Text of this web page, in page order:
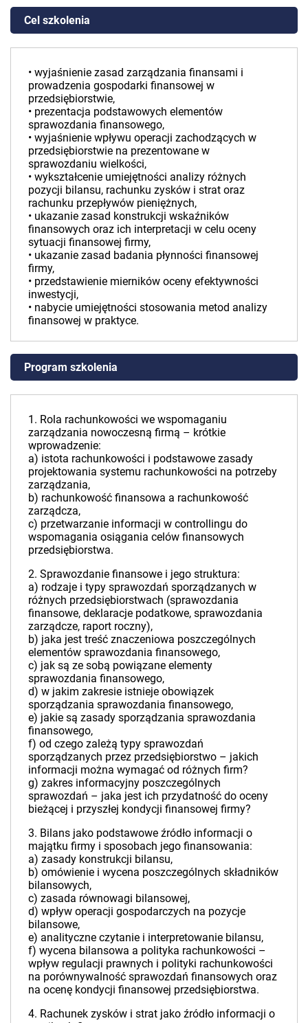
Cel szkolenia
• wyjaśnienie zasad zarządzania finansami i
prowadzenia gospodarki finansowej w
przedsiębiorstwie,
• prezentacja podstawowych elementów
sprawozdania finansowego,
• wyjaśnienie wpływu operacji zachodzących w
przedsiębiorstwie na prezentowane w
sprawozdaniu wielkości,
• wykształcenie umiejętności analizy różnych
pozycji bilansu, rachunku zysków i strat oraz
rachunku przepływów pieniężnych,
• ukazanie zasad konstrukcji wskaźników
finansowych oraz ich interpretacji w celu oceny
sytuacji finansowej firmy,
• ukazanie zasad badania płynności finansowej
firmy,
• przedstawienie mierników oceny efektywności
inwestycji,
• nabycie umiejętności stosowania metod analizy
finansowej w praktyce.
Program szkolenia
1. Rola rachunkowości we wspomaganiu
zarządzania nowoczesną firmą – krótkie
wprowadzenie:
a) istota rachunkowości i podstawowe zasady
projektowania systemu rachunkowości na potrzeby
zarządzania,
b) rachunkowość finansowa a rachunkowość
zarządcza,
c) przetwarzanie informacji w controllingu do
wspomagania osiągania celów finansowych
przedsiębiorstwa.
2. Sprawozdanie finansowe i jego struktura:
a) rodzaje i typy sprawozdań sporządzanych w
różnych przedsiębiorstwach (sprawozdania
finansowe, deklaracje podatkowe, sprawozdania
zarządcze, raport roczny),
b) jaka jest treść znaczeniowa poszczególnych
elementów sprawozdania finansowego,
c) jak są ze sobą powiązane elementy
sprawozdania finansowego,
d) w jakim zakresie istnieje obowiązek
sporządzania sprawozdania finansowego,
e) jakie są zasady sporządzania sprawozdania
finansowego,
f) od czego zależą typy sprawozdań
sporządzanych przez przedsiębiorstwo – jakich
informacji można wymagać od różnych firm?
g) zakres informacyjny poszczególnych
sprawozdań – jaka jest ich przydatność do oceny
bieżącej i przyszłej kondycji finansowej firmy?
3. Bilans jako podstawowe źródło informacji o
majątku firmy i sposobach jego finansowania:
a) zasady konstrukcji bilansu,
b) omówienie i wycena poszczególnych składników
bilansowych,
c) zasada równowagi bilansowej,
d) wpływ operacji gospodarczych na pozycje
bilansowe,
e) analityczne czytanie i interpretowanie bilansu,
f) wycena bilansowa a polityka rachunkowości –
wpływ regulacji prawnych i polityki rachunkowości
na porównywalność sprawozdań finansowych oraz
na ocenę kondycji finansowej przedsiębiorstwa.
4. Rachunek zysków i strat jako źródło informacji o